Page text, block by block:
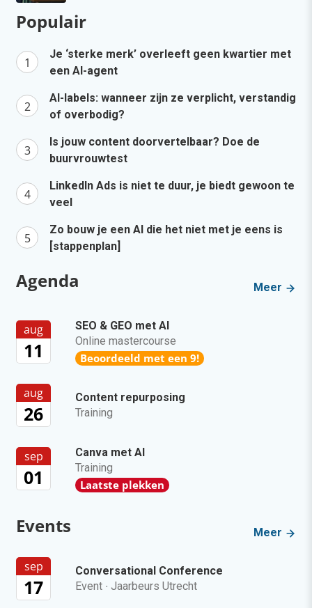
Populair
Je ‘sterke merk’ overleeft geen kwartier met
een AI-agent
AI-labels: wanneer zijn ze verplicht, verstandig
of overbodig?
Is jouw content doorvertelbaar? Doe de
buurvrouwtest
LinkedIn Ads is niet te duur, je biedt gewoon te
veel
Zo bouw je een AI die het niet met je eens is
[stappenplan]
Agenda Meer
aug
11
SEO & GEO met AI
Online mastercourse
Beoordeeld met een 9!
aug
26
Content repurposing
Training
sep
01
Canva met AI
Training
Laatste plekken
Events Meer
sep
17
Conversational Conference
Event · Jaarbeurs Utrecht